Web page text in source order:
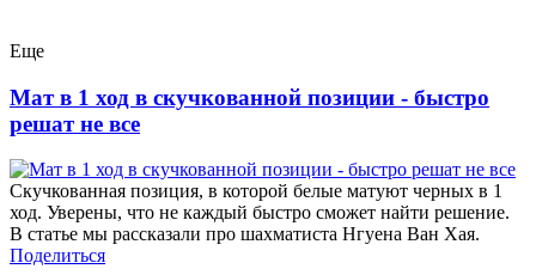
Еще
Мат в 1 ход в скучкованной позиции - быстро
решат не все
Скучкованная позиция, в которой белые матуют черных в 1
ход. Уверены, что не каждый быстро сможет найти решение.
В статье мы рассказали про шахматиста Нгуена Ван Хая.
Поделиться